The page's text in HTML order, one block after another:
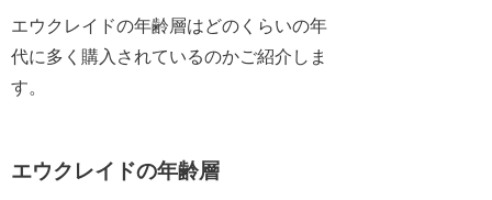
エウクレイドの年齢層はどのくらいの年
代に多く購入されているのかご紹介しま
す。
エウクレイドの年齢層